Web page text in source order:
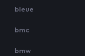
bleue
bmc
bmw